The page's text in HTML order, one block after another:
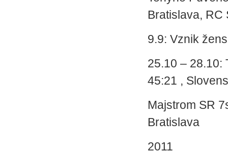
Bratislava, RC
9.9: Vznik
25.10 – 28.10:
45:21 ,
Majstrom SR
Bratislava
2011